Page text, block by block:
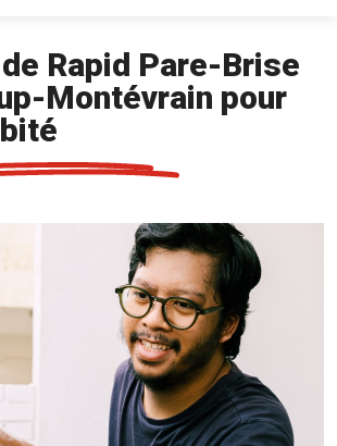
Rapid Pare-Brise
Montévrain pour